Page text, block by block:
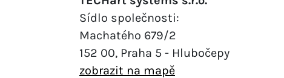
Sídlo společnosti:
Machatého 679/2
152 00, Praha 5 - Hlubočepy
zobrazit na mapě